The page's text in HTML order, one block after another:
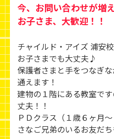
今、お問い合わせが増
お子さま、大歓迎！！
チャイルド・アイズ 浦安
お子さまでも大丈夫♪
保護者さまと手をつなぎな
通えます！
建物の１階にある教室で
丈夫！！
ＰＤクラス（１歳６ヶ月
さなご兄弟のいるお友だ